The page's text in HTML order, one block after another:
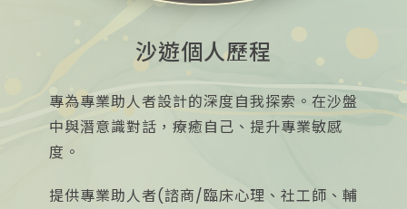
沙遊個人歷程
專為專業助人者設計的深度自我探索。在沙盤
中與潛意識對話，療癒自己、提升專業敏感
度。
提供專業助人者(諮商/臨床心理、社工師、輔